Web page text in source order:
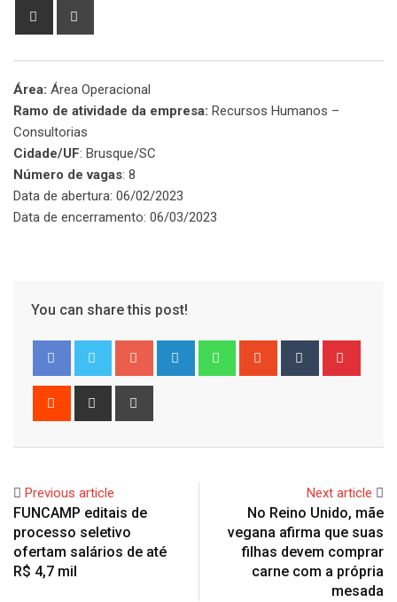
Share
Área: Área Operacional
Ramo de atividade da empresa: Recursos Humanos –
Consultorias
Cidade/UF: Brusque/SC
Número de vagas: 8
Data de abertura: 06/02/2023
Data de encerramento: 06/03/2023
You can share this post!
Google+ LinkedIn WhatsappStumbleUpon
Tumblr
Reddit
Share
Previous article
FUNCAMP editais de
processo seletivo
ofertam salários de até
R$ 4,7 mil
Next article
No Reino Unido, mãe
vegana afirma que suas
filhas devem comprar
carne com a própria
mesada